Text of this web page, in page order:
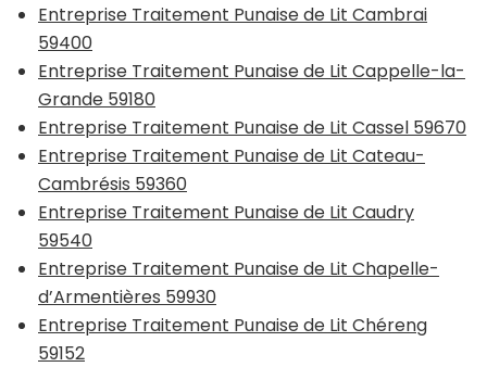
Entreprise Traitement Punaise de Lit Cambrai
59400
Entreprise Traitement Punaise de Lit Cappelle-la-
Grande 59180
Entreprise Traitement Punaise de Lit Cassel 59670
Entreprise Traitement Punaise de Lit Cateau-
Cambrésis 59360
Entreprise Traitement Punaise de Lit Caudry
59540
Entreprise Traitement Punaise de Lit Chapelle-
d’Armentières 59930
Entreprise Traitement Punaise de Lit Chéreng
59152